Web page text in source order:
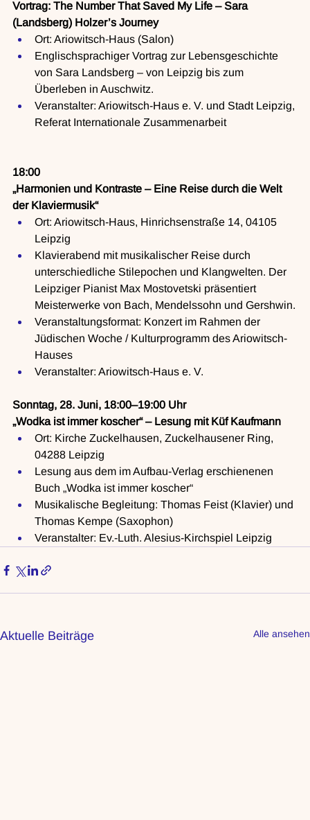
Vortrag: The Number That Saved My Life – Sara
(Landsberg) Holzer’s Journey
Ort: Ariowitsch-Haus (Salon)
Englischsprachiger Vortrag zur Lebensgeschichte
von Sara Landsberg – von Leipzig bis zum
Überleben in Auschwitz.
Veranstalter: Ariowitsch-Haus e. V. und Stadt Leipzig,
Referat Internationale Zusammenarbeit
18:00
„Harmonien und Kontraste – Eine Reise durch die Welt
der Klaviermusik“
Ort: Ariowitsch-Haus, Hinrichsenstraße 14, 04105
Leipzig
Klavierabend mit musikalischer Reise durch
unterschiedliche Stilepochen und Klangwelten. Der
Leipziger Pianist Max Mostovetski präsentiert
Meisterwerke von Bach, Mendelssohn und Gershwin.
Veranstaltungsformat: Konzert im Rahmen der
Jüdischen Woche / Kulturprogramm des Ariowitsch-
Hauses
Veranstalter: Ariowitsch-Haus e. V.
Sonntag, 28. Juni, 18:00–19:00 Uhr
„Wodka ist immer koscher“ – Lesung mit Küf Kaufmann
Ort: Kirche Zuckelhausen, Zuckelhausener Ring,
04288 Leipzig
Lesung aus dem im Aufbau-Verlag erschienenen
Buch „Wodka ist immer koscher“
Musikalische Begleitung: Thomas Feist (Klavier) und
Thomas Kempe (Saxophon)
Veranstalter: Ev.-Luth. Alesius-Kirchspiel Leipzig
Aktuelle Beiträge Alle ansehen